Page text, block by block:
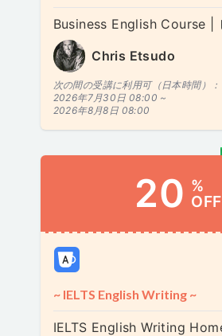
Chris Etsudo
次の間の受講に利用可（日本時間）：
2026年7月30日 08:00 ~
2026年8月8日 08:00
20 %
OFF
~ IELTS English Writing ~